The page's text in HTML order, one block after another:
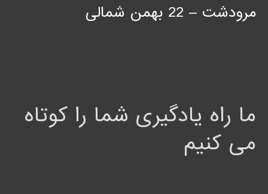
مرودشت – 22 بهمن شمالی
ما راه یادگیری شما را کوتاه
می کنیم